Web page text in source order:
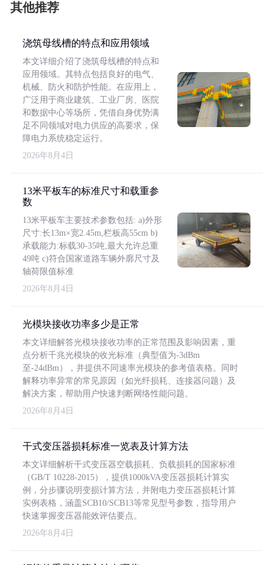
其他推荐
浇筑母线槽的特点和应用领域
本文详细介绍了浇筑母线槽的特点和
应用领域。其特点包括良好的电气、
机械、防火和防护性能。在应用上，
广泛用于商业建筑、工业厂房、医院
和数据中心等场所，凭借自身优势满
足不同领域对电力供应的高要求，保
障电力系统稳定运行。
2026年8月4日
13米平板车的标准尺寸和载重参
数
13米平板车主要技术参数包括: a)外形
尺寸:长13m×宽2.45m,栏板高55cm b)
承载能力:标载30-35吨,最大允许总重
49吨 c)符合国家道路车辆外廓尺寸及
轴荷限值标准
2026年8月4日
光模块接收功率多少是正常
本文详细解答光模块接收功率的正常范围及影响因素，重
点分析千兆光模块的收光标准（典型值为-3dBm
至-24dBm），并提供不同速率光模块的参考值表格。同时
解释功率异常的常见原因（如光纤损耗、连接器问题）及
解决方案，帮助用户快速判断网络性能问题。
2026年8月4日
干式变压器损耗标准一览表及计算方法
本文详细解析干式变压器空载损耗、负载损耗的国家标准
（GB/T 10228-2015），提供1000kVA变压器损耗计算实
例，分步骤说明变损计算方法，并附电力变压器损耗计算
实例表格，涵盖SCB10/SCB13等常见型号参数，指导用户
快速掌握变压器能效评估要点。
2026年8月4日